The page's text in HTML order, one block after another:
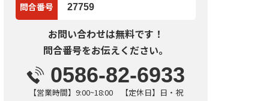
問合番号 27759
お問い合わせは無料です！
問合番号をお伝えください。
0586-82-6933
【営業時間】9:00~18:00 【定休日】日・祝